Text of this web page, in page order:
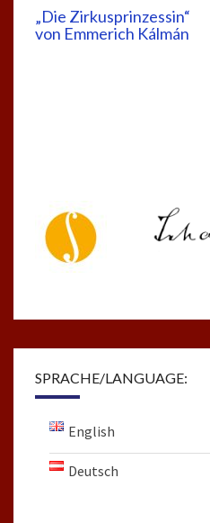
„Die Zirkusprinzessin“
von Emmerich Kálmán
SPRACHE/LANGUAGE:
English
Deutsch